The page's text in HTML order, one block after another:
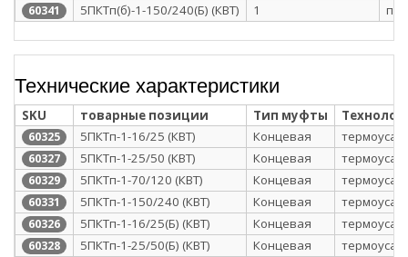
60341 5ПКТп(б)-1-150/240(Б) (КВТ) 1 п/э
Технические характеристики
SKU товарные позиции Тип муфты
60325 5ПКТп-1-16/25 (КВТ) Концевая
60327 5ПКТп-1-25/50 (КВТ) Концевая
60329 5ПКТп-1-70/120 (КВТ) Концевая
60331 5ПКТп-1-150/240 (КВТ) Концевая
60326 5ПКТп-1-16/25(Б) (КВТ) Концевая
60328 5ПКТп-1-25/50(Б) (КВТ) Концевая